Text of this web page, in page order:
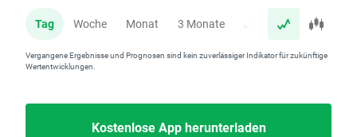
Tag Woche Monat 3 Monate Jahr
Vergangene Ergebnisse und Prognosen sind kein zuverlässiger Indikator für zukünftige
Wertentwicklungen.
Kostenlose App herunterladen